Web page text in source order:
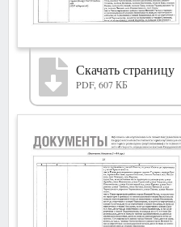
Скачать страницу
PDF, 607 КБ